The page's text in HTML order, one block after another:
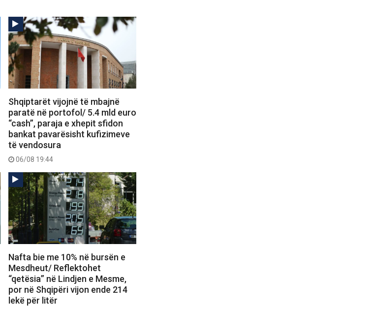
Shqiptarët vijojnë të mbajnë
paratë në portofol/ 5.4 mld euro
“cash”, paraja e xhepit sfidon
bankat pavarësisht kufizimeve
të vendosura
06/08 19:44
Nafta bie me 10% në bursën e
Mesdheut/ Reflektohet
“qetësia” në Lindjen e Mesme,
por në Shqipëri vijon ende 214
lekë për litër